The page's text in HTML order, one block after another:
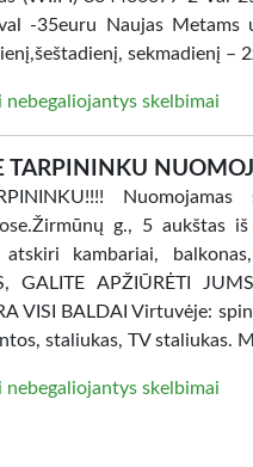
-35euru Naujas Metams
sekmadienį –
nebegaliojantys skelbimai
TARPININKU
g., 5 aukštas
atskiri kambariai,
GALITE APŽIŪRĖTI
VISI BALDAI Virtuvėje:
staliukas, TV staliukas.
nebegaliojantys skelbimai